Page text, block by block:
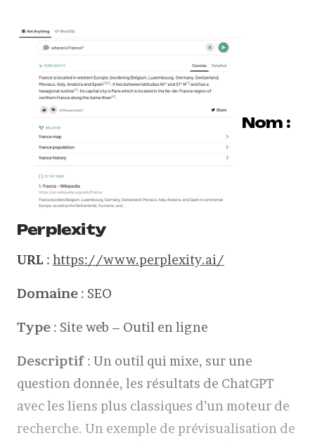
Nom :
Perplexity
URL : https://www.perplexity.ai/
Domaine : SEO
Type : Site web – Outil en ligne
Descriptif : Un outil qui mixe, sur une
question donnée, les résultats de ChatGPT
avec les liens plus classiques d’un moteur de
recherche. Un exemple de prévisualisation de